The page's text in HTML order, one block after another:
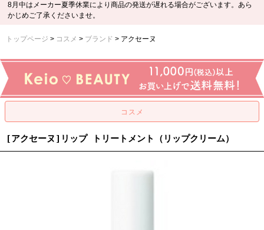
8月中はメーカー夏季休業により商品の発送が遅れる場合がございます。あら
かじめご了承くださいませ。
トップページ コスメ ブランド アクセーヌ
[アクセーヌ]リップ トリートメント（リップクリーム）